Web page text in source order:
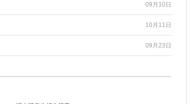
09月10日
10月11日
09月23日